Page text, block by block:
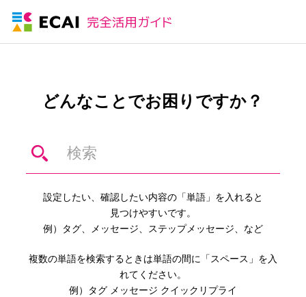
どんなことでお困りですか？
設定したい、確認したい内容の「単語」を入れると
見つけやすいです。
例）タグ、メッセージ、ステップメッセージ、など
複数の単語を検索するときは単語の間に「スペース」を入
れてください。
例）タグ メッセージ クイックリプライ